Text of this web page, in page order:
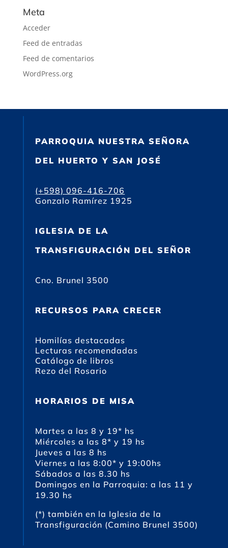
Meta
Acceder
Feed de entradas
Feed de comentarios
WordPress.org
PARROQUIA NUESTRA SEÑORA
DEL HUERTO Y SAN JOSÉ
(+598) 096-416-706
Gonzalo Ramírez 1925
IGLESIA DE LA
TRANSFIGURACIÓN DEL SEÑOR
Cno. Brunel 3500
RECURSOS PARA CRECER
Homilías destacadas
Lecturas recomendadas
Catálogo de libros
Rezo del Rosario
HORARIOS DE MISA
Martes a las 8 y 19* hs
Miércoles a las 8* y 19 hs
Jueves a las 8 hs
Viernes a las 8:00* y 19:00hs
Sábados a las 8.30 hs
Domingos en la Parroquia: a las 11 y
19.30 hs
(*) también en la Iglesia de la
Transfiguración (Camino Brunel 3500)